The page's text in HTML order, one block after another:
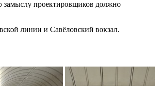
замыслу проектировщиков должно
линии и Савёловский вокзал.